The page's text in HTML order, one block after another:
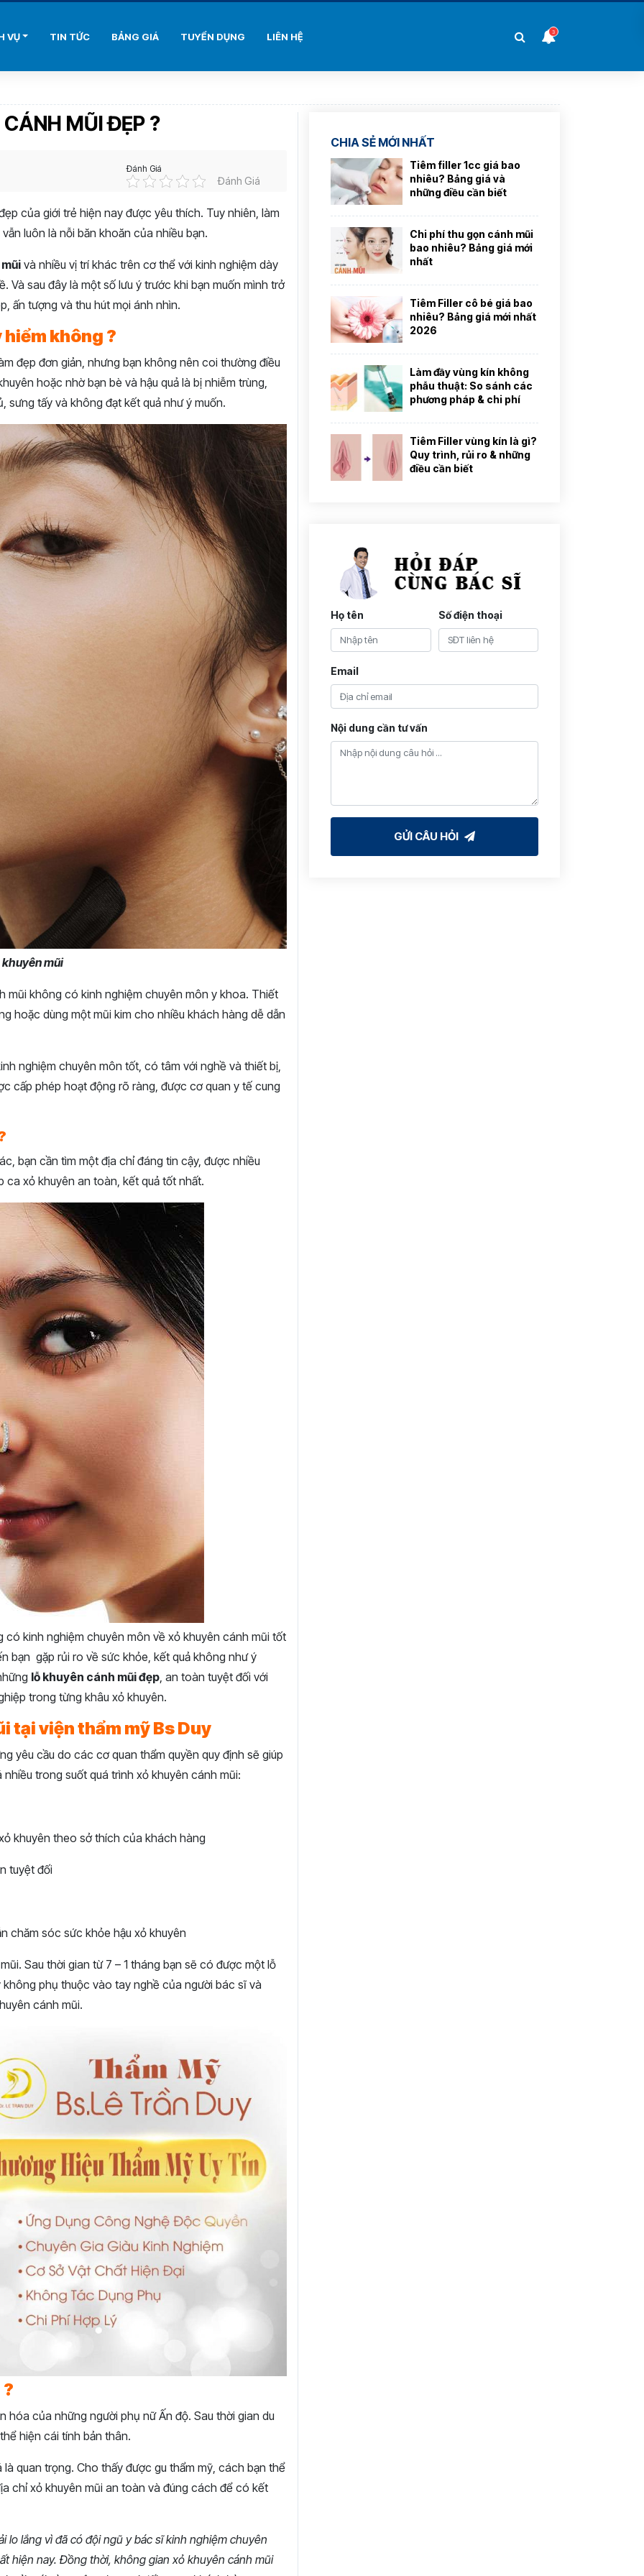
3
VỤ TIN TỨC BẢNG GIÁ TUYỂN DỤNG LIÊN HỆ
MŨI ĐẸP ?
Đánh Giá
Đánh Giá
của giới trẻ hiện nay được yêu thích. Tuy nhiên, làm
luôn là nỗi băn khoăn của nhiều bạn.
và nhiều vị trí khác trên cơ thể với kinh nghiệm dày
Và sau đây là một số lưu ý trước khi bạn muốn mình trở
ấn tượng và thu hút mọi ánh nhìn.
không ?
đẹp đơn giản, nhưng bạn không nên coi thường điều
hoặc nhờ bạn bè và hậu quả là bị nhiễm trùng,
tấy và không đạt kết quả như ý muốn.
khuyên mũi
mũi không có kinh nghiệm chuyên môn y khoa. Thiết
hoặc dùng một mũi kim cho nhiều khách hàng dễ dẫn
nghiệm chuyên môn tốt, có tâm với nghề và thiết bị,
cấp phép hoạt động rõ ràng, được cơ quan y tế cung
bạn cần tìm một địa chỉ đáng tin cậy, được nhiều
ca xỏ khuyên an toàn, kết quả tốt nhất.
kinh nghiệm chuyên môn về xỏ khuyên cánh mũi tốt
bạn gặp rủi ro về sức khỏe, kết quả không như ý
lỗ khuyên cánh mũi đẹp, an toàn tuyệt đối với
trong từng khâu xỏ khuyên.
tại viện thẩm mỹ Bs Duy
yêu cầu do các cơ quan thẩm quyền quy định sẽ giúp
trong suốt quá trình xỏ khuyên cánh mũi:
khuyên theo sở thích của khách hàng
tuyệt đối
chăm sóc sức khỏe hậu xỏ khuyên
Sau thời gian từ 7 – 1 tháng bạn sẽ có được một lỗ
phụ thuộc vào tay nghề của người bác sĩ và
cánh mũi.
hóa của những người phụ nữ Ấn độ. Sau thời gian du
hiện cái tính bản thân.
quan trọng. Cho thấy được gu thẩm mỹ, cách bạn thể
chỉ xỏ khuyên mũi an toàn và đúng cách để có kết
lo lắng vì đã có đội ngũ y bác sĩ kinh nghiệm chuyên
hiện nay. Đồng thời, không gian xỏ khuyên cánh mũi
CHIA SẺ MỚI NHẤT
Tiêm filler 1cc giá bao
nhiêu? Bảng giá và
những điều cần biết
Chi phí thu gọn cánh mũi
bao nhiêu? Bảng giá mới
nhất
Tiêm Filler cô bé giá bao
nhiêu? Bảng giá mới nhất
2026
Làm đầy vùng kín không
phẫu thuật: So sánh các
phương pháp & chi phí
Tiêm Filler vùng kín là gì?
Quy trình, rủi ro & những
điều cần biết
Họ tên Số điện thoại
Email
Nội dung cần tư vấn
GỬI CÂU HỎI